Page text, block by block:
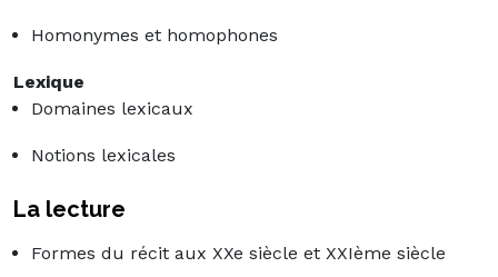
Homonymes et homophones
Lexique
Domaines lexicaux
Notions lexicales
La lecture
Formes du récit aux XXe siècle et XXIème siècle